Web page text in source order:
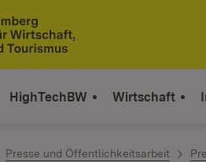
HighTechBW Wirtschaft
Presse und Öffentlichkeitsarbeit